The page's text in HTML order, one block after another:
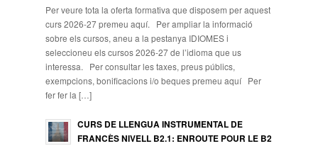
Per veure tota la oferta formativa que disposem per aquest
curs 2026-27 premeu aquí. Per ampliar la informació
sobre els cursos, aneu a la pestanya IDIOMES i
seleccioneu els cursos 2026-27 de l’idioma que us
interessa. Per consultar les taxes, preus públics,
exempcions, bonificacions i/o beques premeu aquí Per
fer fer la […]
CURS DE LLENGUA INSTRUMENTAL DE
FRANCÈS NIVELL B2.1: ENROUTE POUR LE B2